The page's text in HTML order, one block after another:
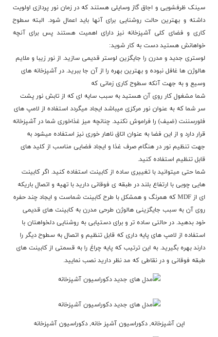
سینک ظرفشویی و اجاق گاز وسایلی هستند که در زمان نور پردازی اولویت
داشته و بهترین حالت روشنایی برای آنها باید اعمال شود. البته سطوح
کاری و فضای کلی آشپزخانه نیز دارای اهمیت هستند پس برای آنچه
خواهانش هستید دست به کار شوید:
لوستری جدید و مدرن را جایگزین لوستر قدیمی سازید. از نور زیبا و ملایم
هالوژن ها غافل نبوده و بهترین بهره را از آن جا ببرید. در آشپزخانه های
وسیع و به جهت آنکه سطوح کاری زمانی که
شما مشغول کار روی آن هستید به سبب سایه ای که از تابش نور پشت
سر شما که به عنوان نور مرکزی میباشد ایجاد میگردد استفاده از لامپ های
فلورسننت (ضیف) را فراموش نکنید. چنانچه میز غذاخوری شما در آشپزخانه
قرار دارد و از این فضا به عنوان اتاق ناهار خوری نیز استفاده میشود به
جهت تنظیم نور در هنگام صرف غذا و ایجاد فضایی مناسب از کلید های
قابل تنظیم استفاده کنید.
شما حتی میتوانید با تغییری ساده از کابینت استفاده کنید. اگر کابینت
هایی چوبی با ارتفاع بلند در طبقه ی فوقانی دارید با تهیه و اتصال باریکه
ای از MDF که همرنگ و همشکل با طرح کابینت شماست و ایجاد چند حفره
روی آن به سبب جایگزینی هالوژن طرحی مدرن به کابینت های قدیمی
خود بدهید. در حالتی ساده تر و برای دستیابی به روشنایی دلخواهتان با
استفاده از لامپ های پایه داری که قابل تنظیم و اتصال به سطوح دیگر را
دارند بهره بگیرید. به این ترتیب که پایه چراغ را به قسمتی از کابینت های
طبقه فوقانی و در نقاطی که مد نظر دارید نصب نمایید.
اپن آشپزخانه, دکوراسیون آشپز خانه, دکوراسیون آشپزخانه